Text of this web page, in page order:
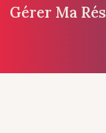
Gérer Ma